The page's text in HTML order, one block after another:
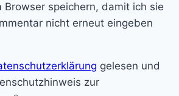
speichern, damit ich sie
nicht erneut eingeben
gelesen und
zur